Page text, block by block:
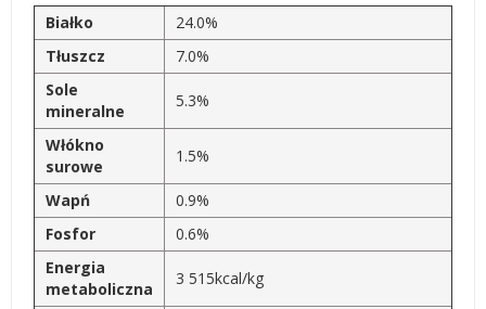
Białko
24.0%
Tłuszcz
7.0%
Sole
mineralne
5.3%
Włókno
surowe
1.5%
Wapń
0.9%
Fosfor
0.6%
Energia
metaboliczna
3 515kcal/kg